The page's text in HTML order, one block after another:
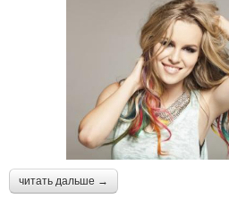
читать дальше →